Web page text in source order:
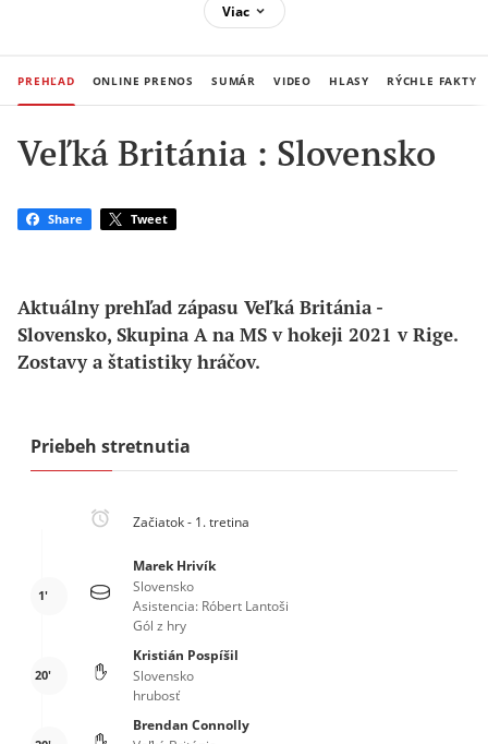
Viac
PREHĽAD ONLINE PRENOS SUMÁR VIDEO HLASY RÝCHLE FAKTY
Veľká Británia : Slovensko
Share Tweet
Aktuálny prehľad zápasu Veľká Británia -
Slovensko, Skupina A na MS v hokeji 2021 v Rige.
Zostavy a štatistiky hráčov.
Priebeh stretnutia
Začiatok - 1. tretina
1'
Marek Hrivík
Slovensko
Asistencia: Róbert Lantoši
Gól z hry
20'
Kristián Pospíšil
Slovensko
hrubosť
Brendan Connolly